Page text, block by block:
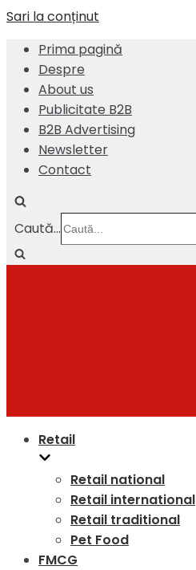
Sari la conținut
Prima pagină
Despre
About us
Publicitate B2B
B2B Advertising
Newsletter
Contact
Caută...
Retail
Retail national
Retail international
Retail traditional
Pet Food
FMCG